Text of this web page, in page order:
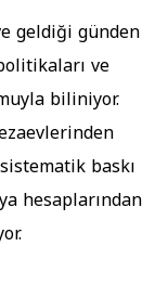
geldiği günden
ve
biliniyor.
baskı
hesaplarından